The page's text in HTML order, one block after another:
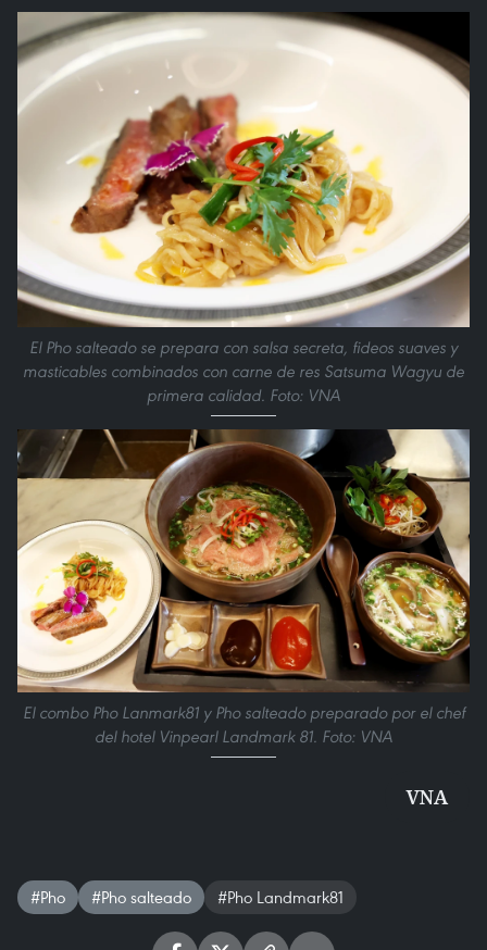
El Pho salteado se prepara con salsa secreta, fideos suaves y
masticables combinados con carne de res Satsuma Wagyu de
primera calidad. Foto: VNA
El combo Pho Lanmark81 y Pho salteado preparado por el chef
del hotel Vinpearl Landmark 81. Foto: VNA
VNA
#Pho #Pho salteado #Pho Landmark81